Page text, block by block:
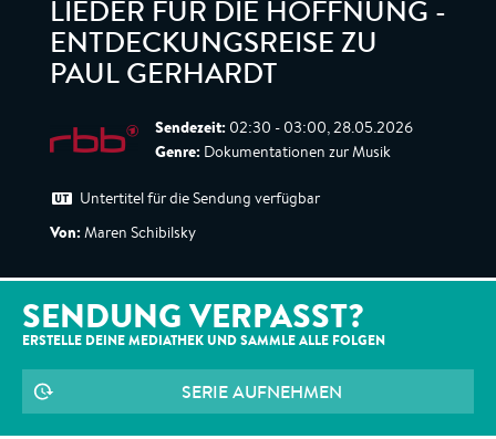
LIEDER FÜR DIE HOFFNUNG -
ENTDECKUNGSREISE ZU
PAUL GERHARDT
Sendezeit: 02:30 - 03:00, 28.05.2026
Genre: Dokumentationen zur Musik
Untertitel für die Sendung verfügbar
Von: Maren Schibilsky
SENDUNG VERPASST?
ERSTELLE DEINE MEDIATHEK UND SAMMLE ALLE FOLGEN
SERIE AUFNEHMEN